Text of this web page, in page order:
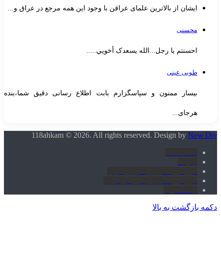
ایشان از بالاترین علمای عراقن با وجود این همه مرجع در عراق و...
محسنی
احسنتم یا رجل...الله یسعدک أخويي.....
طوبی عینی
بیسار ممنون و سپاسگزارم بابت اطلاع رسانی دقیق شما،بنده
هرجای...
118ahkam © 2026. All rights reserved. Design byNew
بازگشت به بالا